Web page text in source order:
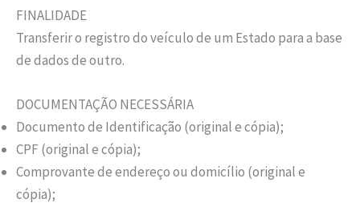
FINALIDADE
Transferir o registro do veículo de um Estado para a base
de dados de outro.
DOCUMENTAÇÃO NECESSÁRIA
Documento de Identificação (original e cópia);
CPF (original e cópia);
Comprovante de endereço ou domicílio (original e
cópia);